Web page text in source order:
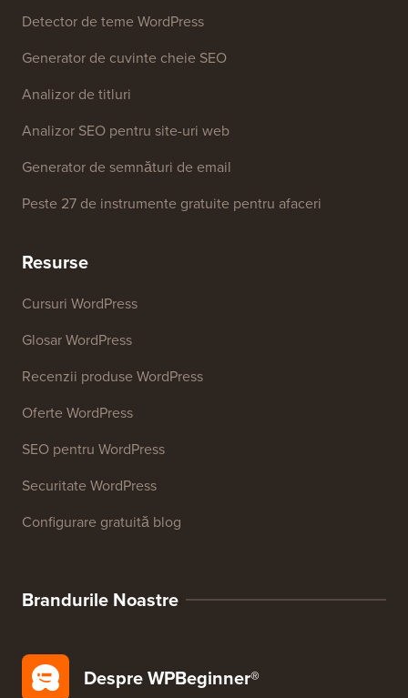
Detector de teme WordPress
Generator de cuvinte cheie SEO
Analizor de titluri
Analizor SEO pentru site-uri web
Generator de semnături de email
Peste 27 de instrumente gratuite pentru afaceri
Resurse
Cursuri WordPress
Glosar WordPress
Recenzii produse WordPress
Oferte WordPress
SEO pentru WordPress
Securitate WordPress
Configurare gratuită blog
Brandurile Noastre
Despre WPBeginner®